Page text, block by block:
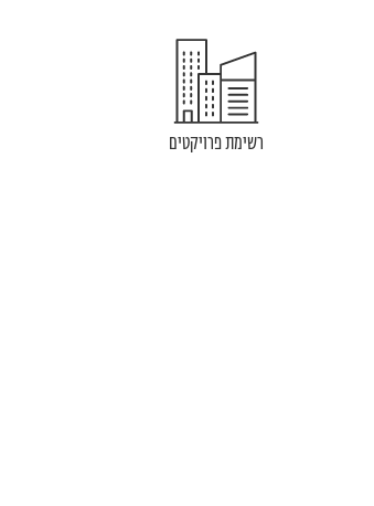
רשימת פרויקטים